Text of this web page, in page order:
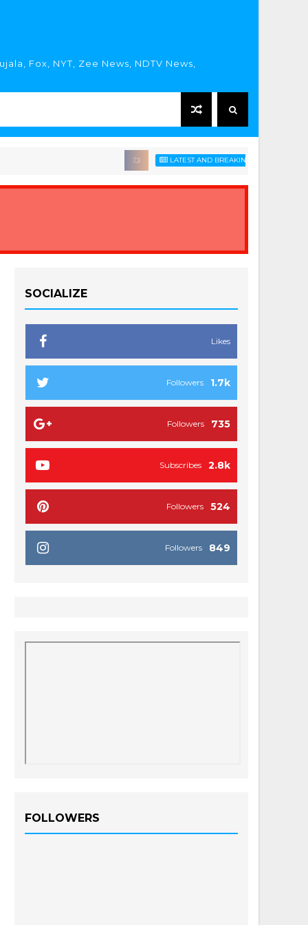
Fox, NYT, Zee News, NDTV News,
LATEST AND BREAKING HINDI NEWS
SOCIALIZE
Likes
1.7k
Followers
735
Followers
2.8k
Subscribes
524
Followers
849
Followers
FOLLOWERS